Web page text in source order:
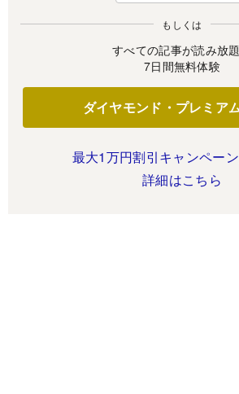
もしくは
すべての記事が読み放題
7日間無料体験
ダイヤモンド・プレミア
最大1万円割引キャンペーン
詳細はこちら